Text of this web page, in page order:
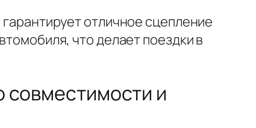
гарантирует отличное сцепление
что делает поездки в
совместимости и